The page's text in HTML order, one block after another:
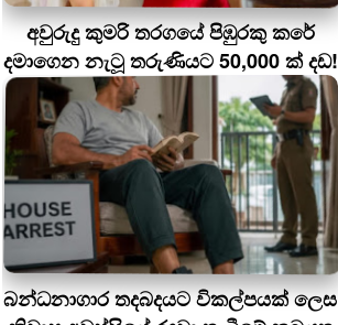
අවුරුදු කුමරි තරගයේ පිඹුරකු කරේ
දමාගෙන නැටූ තරුණියට 50,000 ක් දඩ!
බන්ධනාගාර තදබදයට විකල්පයක් ලෙස